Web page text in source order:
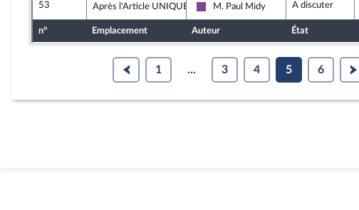
53 Après l'Article UNIQUE
Ensemble pour la République
M. Paul Midy A discuter
n° Emplacement Auteur État
1 ... 3 4 5 6